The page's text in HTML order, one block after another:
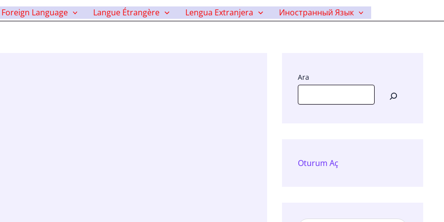
Foreign Language Langue Étrangère Lengua Extranjera Иностранный Язык
Ara
Oturum Aç